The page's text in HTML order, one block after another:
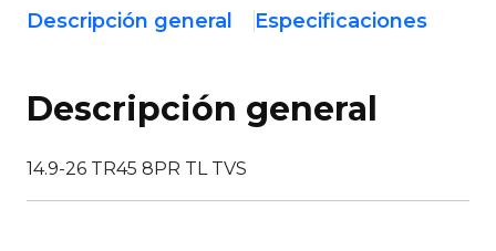
Descripción general Especificaciones
Descripción general
14.9-26 TR45 8PR TL TVS